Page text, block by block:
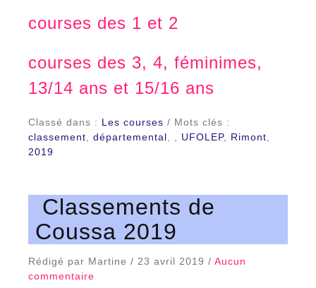
courses des 1 et 2
courses des 3, 4, féminimes,
13/14 ans et 15/16 ans
Classé dans : Les courses / Mots clés :
classement
départemental UFOLEP, Rimont
2019
Classements de
Coussa 2019
Rédigé par Martine / 23 avril 2019 / Aucun
commentaire